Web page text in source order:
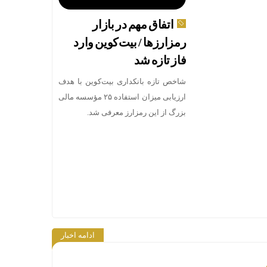
اتفاق مهم در بازار
رمزارزها / بیت‌کوین وارد
فاز تازه شد
شاخص تازه بانکداری بیت‌کوین با هدف
ارزیابی میزان استفاده ۲۵ مؤسسه مالی
بزرگ از این رمزارز معرفی شد.
ادامه اخبار